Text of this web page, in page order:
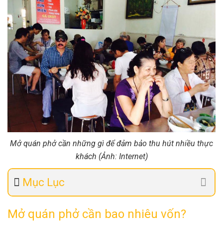
Mở quán phở cần những gì để đảm bảo thu hút nhiều thực
khách (Ảnh: Internet)
Mục Lục
Mở quán phở cần bao nhiêu vốn?